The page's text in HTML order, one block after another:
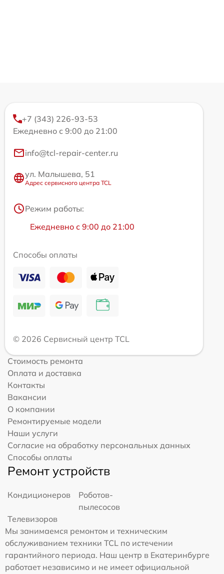
+7 (343) 226-93-53
Ежедневно с 9:00 до 21:00
info@tcl-repair-center.ru
ул. Малышева, 51
Адрес сервисного центра TCL
Режим работы:
Ежедневно с 9:00 до 21:00
Способы оплаты
© 2026 Сервисный центр TCL
Стоимость ремонта
Оплата и доставка
Контакты
Вакансии
О компании
Ремонтируемые модели
Наши услуги
Согласие на обработку персональных данных
Способы оплаты
Ремонт устройств
Кондиционеров
Роботов-
пылесосов
Телевизоров
Мы занимаемся ремонтом и техническим
обслуживанием техники TCL по истечении
гарантийного периода. Наш центр в Екатеринбурге
работает независимо и не имеет официальной